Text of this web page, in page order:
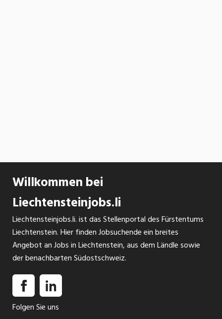
Willkommen bei
Liechtensteinjobs.li
Liechtensteinjobs.li. ist das Stellenportal des Fürstentums
Liechtenstein. Hier finden Jobsuchende ein breites
Angebot an Jobs in Liechtenstein, aus dem Ländle sowie
der benachbarten Südostschweiz.
Folgen Sie uns